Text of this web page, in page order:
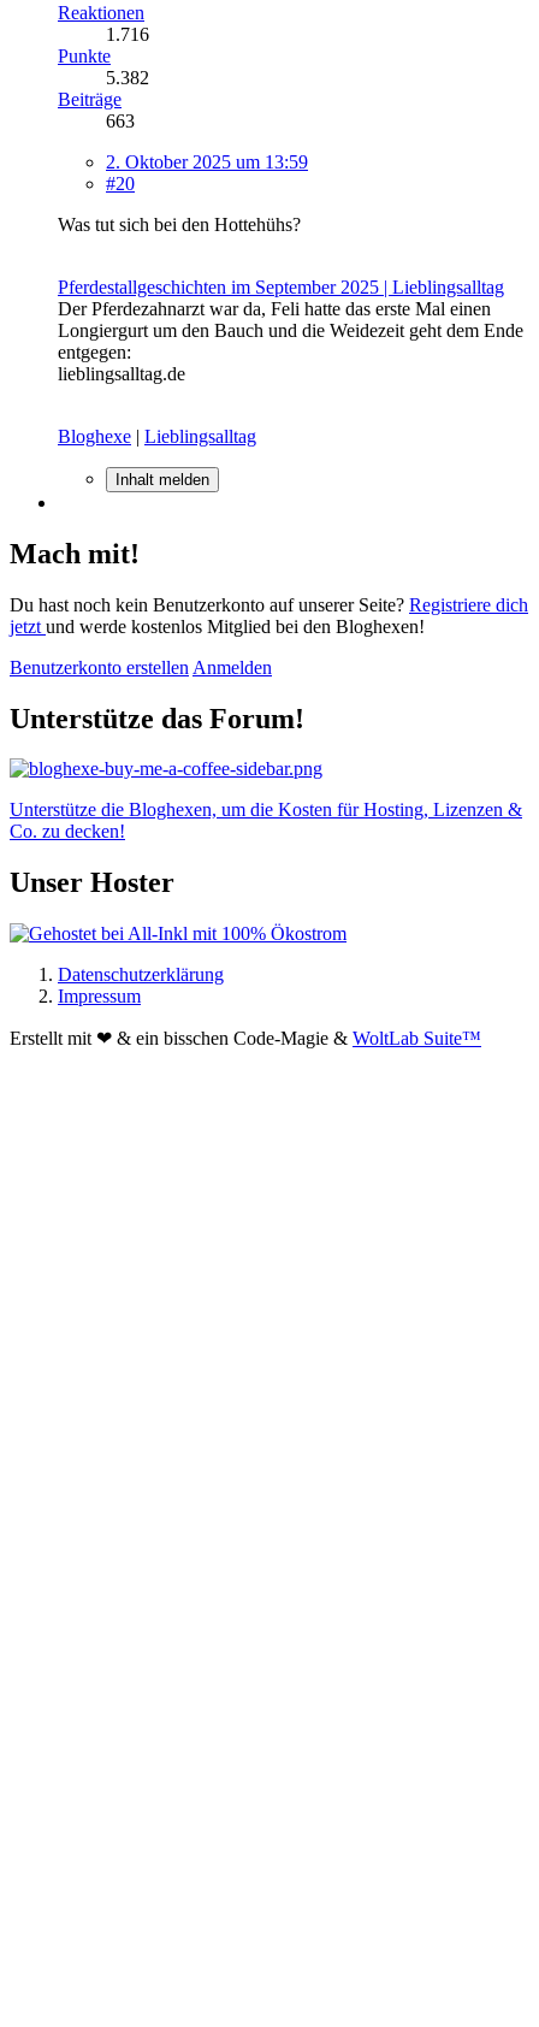
Reaktionen
1.716
Punkte
5.382
Beiträge
663
2. Oktober 2025 um 13:59
#20
Was tut sich bei den Hottehühs?
Pferdestallgeschichten im September 2025 | Lieblingsalltag
Der Pferdezahnarzt war da, Feli hatte das erste Mal einen
Longiergurt um den Bauch und die Weidezeit geht dem Ende
entgegen:
lieblingsalltag.de
Bloghexe | Lieblingsalltag
Inhalt melden
Mach mit!
Du hast noch kein Benutzerkonto auf unserer Seite? Registriere dich
jetzt und werde kostenlos Mitglied bei den Bloghexen!
Benutzerkonto erstellen Anmelden
Unterstütze das Forum!
Unterstütze die Bloghexen, um die Kosten für Hosting, Lizenzen &
Co. zu decken!
Unser Hoster
Datenschutzerklärung
Impressum
Erstellt mit ❤ & ein bisschen Code-Magie & WoltLab Suite™